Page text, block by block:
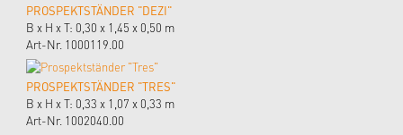
PROSPEKTSTÄNDER "DEZI"
B x H x T: 0,30 x 1,45 x 0,50 m
Art-Nr. 1000119.00
PROSPEKTSTÄNDER "TRES"
B x H x T: 0,33 x 1,07 x 0,33 m
Art-Nr. 1002040.00